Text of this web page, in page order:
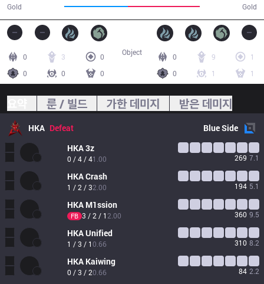
Gold Gold
0 3
0
0
0 0
0 9
1
0
1 1
Object
룬 / 빌드 가한 데미지 받은 데미지
HKA Defeat BlueSide
HKA3z
0 / 4 / 41.00 269 7.1
HKACrash
1 / 2 / 32.00 194 5.1
HKA M1ssion
FB 3 / 2 / 1 2.00 360 9.5
HKAUnified
1 / 3 / 10.66 310 8.2
HKA Kaiwing
0 / 3 / 20.66 84 2.2